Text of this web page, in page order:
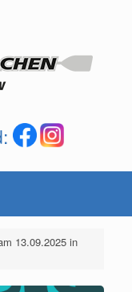
13.09.2025 in